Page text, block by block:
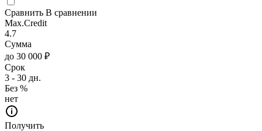
Сравнить В сравнении
Max.Credit
4.7
Сумма
до 30 000 ₽
Срок
3 - 30 дн.
Без %
нет
Получить